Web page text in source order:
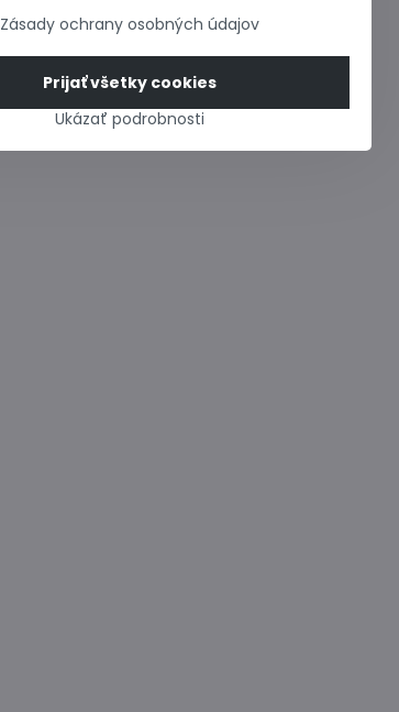
Zásady ochrany osobných údajov
Ukázať podrobnosti
Prijať všetky cookies